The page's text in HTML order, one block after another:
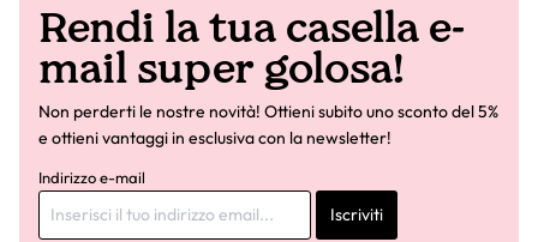
Rendi la tua casella e-
mail super golosa!
Non perderti le nostre novità! Ottieni subito uno sconto del 5%
e ottieni vantaggi in esclusiva con la newsletter!
Indirizzo e-mail
Iscriviti